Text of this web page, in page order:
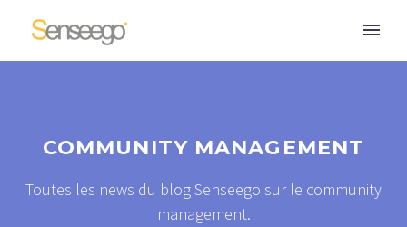
COMMUNITY MANAGEMENT
Toutes les news du blog Senseego sur le community
management.